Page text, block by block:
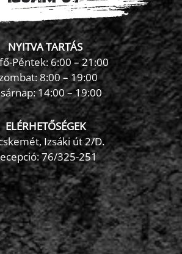
NYITVA TARTÁS
Péntek: 6:00 – 21:00
8:00 – 19:00
14:00 – 19:00
ELÉRHETŐSÉGEK
Izsáki út 2/D.
76/325-251